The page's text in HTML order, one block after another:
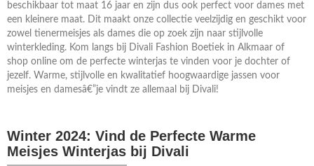
beschikbaar tot maat 16 jaar en zijn dus ook perfect voor dames met
een kleinere maat. Dit maakt onze collectie veelzijdig en geschikt voor
zowel tienermeisjes als dames die op zoek zijn naar stijlvolle
winterkleding. Kom langs bij Divali Fashion Boetiek in Alkmaar of
shop online om de perfecte winterjas te vinden voor je dochter of
jezelf. Warme, stijlvolle en kwalitatief hoogwaardige jassen voor
meisjes en damesâ€”je vindt ze allemaal bij Divali!
Winter 2024: Vind de Perfecte Warme
Meisjes Winterjas bij Divali